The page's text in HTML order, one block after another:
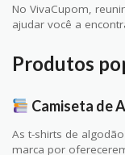
No VivaCupom,
ajudar você a
Produtos
Camiseta de
As t-shirts de
marca por